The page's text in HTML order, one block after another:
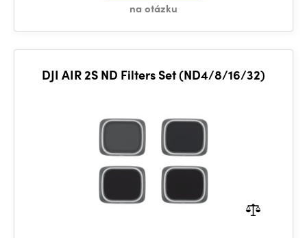
na otázku
DJI AIR 2S ND Filters Set (ND4/8/16/32)